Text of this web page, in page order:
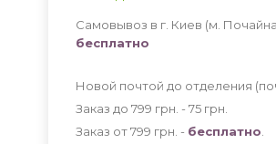
Самовывоз в г. Киев (м.
бесплатно
Новой почтой до отделения
Заказ до 799 грн. - 75 грн
Заказ от 799 грн. - бесплатно